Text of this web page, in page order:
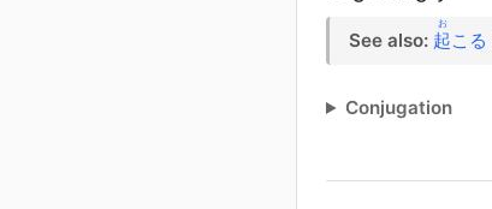
See also: 起
お
こる
Conjugation